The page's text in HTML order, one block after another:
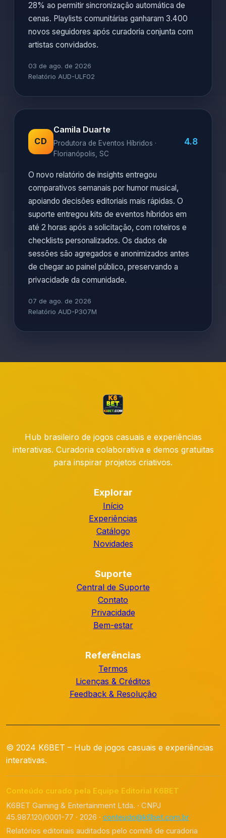
28% ao permitir sincronização automática de
cenas. Playlists comunitárias ganharam 3.400
novos seguidores após curadoria conjunta com
artistas convidados.
03 de ago. de 2026
Relatório AUD-ULF02
CD
Camila Duarte
Produtora de Eventos Híbridos ·
Florianópolis, SC
4.8
O novo relatório de insights entregou
comparativos semanais por humor musical,
apoiando decisões editoriais mais rápidas. O
suporte entregou kits de eventos híbridos em
até 2 horas após a solicitação, com roteiros e
checklists personalizados. Os dados de
sessões são agregados e anonimizados antes
de chegar ao painel público, preservando a
privacidade da comunidade.
07 de ago. de 2026
Relatório AUD-P307M
Hub brasileiro de jogos casuais e experiências
interativas. Curadoria colaborativa e demos gratuitas
para inspirar projetos criativos.
Explorar
Início
Experiências
Catálogo
Novidades
Suporte
Central de Suporte
Contato
Privacidade
Bem-estar
Referências
Termos
Licenças & Créditos
Feedback & Resolução
© 2024 K6BET – Hub de jogos casuais e experiências
interativas.
Conteúdo curado pela Equipe Editorial K6BET
K6BET Gaming & Entertainment Ltda. · CNPJ
45.987.120/0001-77 · 2026 · conteudo@k6bet.com.br
Relatórios editoriais auditados pelo comitê de curadoria